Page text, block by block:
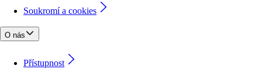
Soukromí a cookies
O nás
Přístupnost